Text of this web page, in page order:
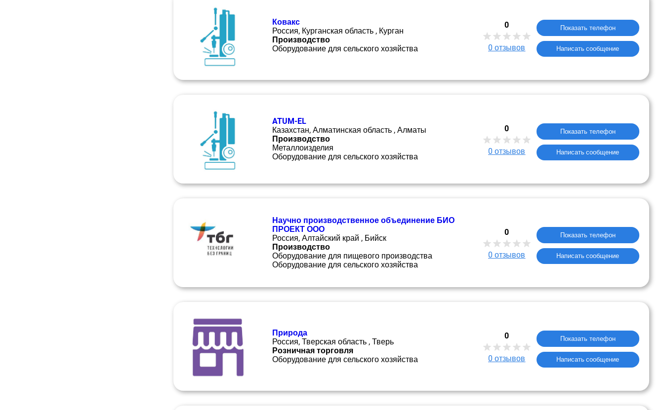
Ковакс
Россия, Курганская область , Курган
Производство
Оборудование для сельского хозяйства
0
0 отзывов
Показать телефон
Написать сообщение
ATUM-EL
Казахстан, Алматинская область , Алматы
Производство
Металлоизделия
Оборудование для сельского хозяйства
0
0 отзывов
Показать телефон
Написать сообщение
Научно производственное объединение БИО
ПРОЕКТ ООО
Россия, Алтайский край , Бийск
Производство
Оборудование для пищевого производства
Оборудование для сельского хозяйства
0
0 отзывов
Показать телефон
Написать сообщение
Природа
Россия, Тверская область , Тверь
Розничная торговля
Оборудование для сельского хозяйства
0
0 отзывов
Показать телефон
Написать сообщение